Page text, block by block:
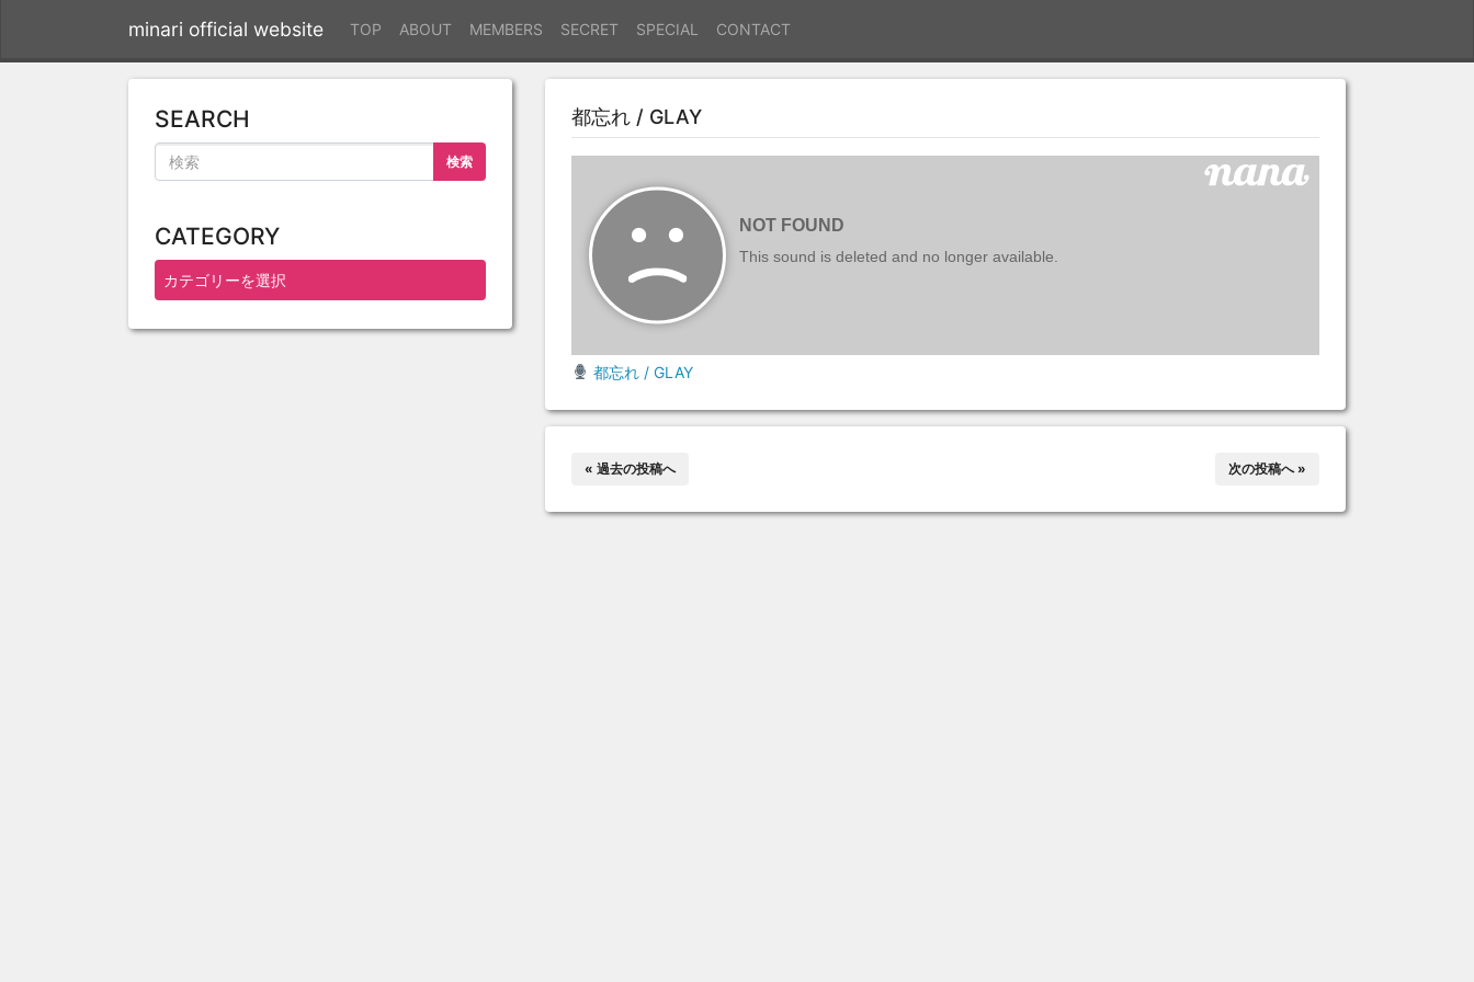
minari official website TOP ABOUT MEMBERS SECRET SPECIAL CONTACT
都忘れ / GLAY
都忘れ / GLAY
« 過去の投稿へ 次の投稿へ »
SEARCH
検索
CATEGORY